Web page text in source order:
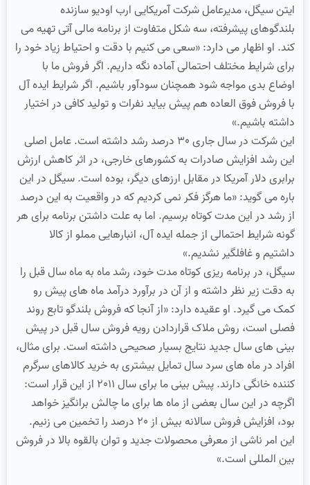
ایتن سیگل، مدیرعامل شرکت آمریکایی ارب اودیو سازنده
بلندگوهای پیشرفته، سه شکل متفاوت از برنامه مالی آتی تهیه می
کند. او اظهار می دارد: «سعی می کنیم با دقت و احتیاط زیاد خود را
برای شرایط مختلف احتمالی آماده نگه داریم. اگر فروش ما با
اوضاع بدی مواجه شود همچنان سودآور باشیم. اگر شرایط ایده آل
با فروش فوق العاده هم پیش بیاید نفرات و تولید کافی در اختیار
داشته باشیم.»
این شرکت در سال جاری 30 درصد رشد داشته است. عامل اصلی
این رشد افزایش صادرات به کشورهای خارجی، در اثر کاهش ارزش
برابری دلار آمریکا در مقابل ارزهای دیگر، بوده است. سیگل در این
باره می گوید: «ما هرگز فکر نمی کردیم که در واقعیت به این درصد
از رشد در این مدت کوتاه برسیم. اما به علت داشتن برنامه برای هر
گونه شرایط احتمالی از جمله ایده آل، انبارهایی مملو از کالا
داشتیم و غافلگیر نشدیم.»
سیگل، در برنامه ریزی کوتاه مدت خود، رشد ماه به ماه سال قبل را
به دقت زیر نظر داشته و از آن در برآورد درآمد ماه های پیش رو
کمک می گیرد. او عقیده دارد: «از آنجا که فروش بلندگو تابع روند
فصلی است، روش ملاک قراردادن رویه فروش سال قبل در پیش
بینی های سال جدید نتایج بسیار صحیحی داشته است. برای مثال،
افراد در ماه های سرد سال تمایل بیشتری به خرید کالاهای سرگرم
کننده خانگی دارند. پیش بینی ما برای سال 2011 از این قرار است:
اگرچه در این سال بعضی از ماه ها برای ما چالش برانگیز خواهد
بود، افزایش فروش سالانه بیش از 20 درصد را تخمین می زنیم.
این امر ناشی از معرفی محصولات جدید و توان بالقوه بالا در فروش
بین المللی است.»